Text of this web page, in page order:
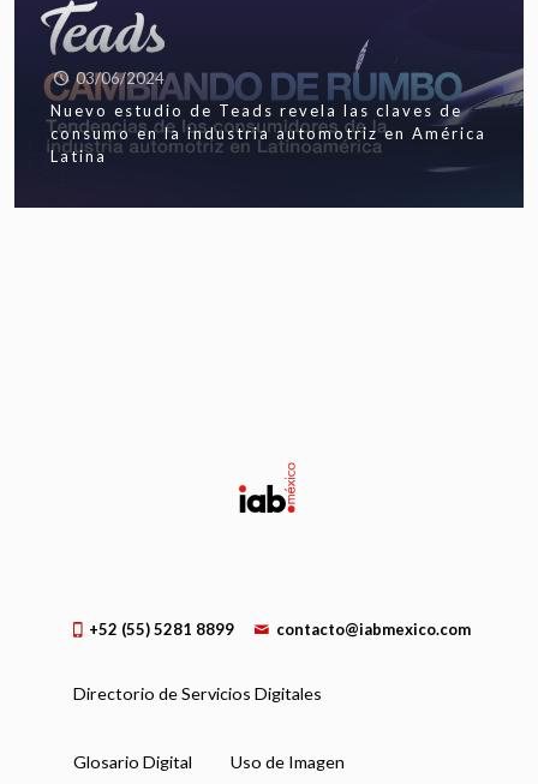
03/06/2024
Nuevo estudio de Teads revela las claves de
consumo en la industria automotriz en América
Latina
+52 (55) 5281 8899 contacto@iabmexico.com
Directorio de Servicios Digitales
Glosario Digital Uso de Imagen